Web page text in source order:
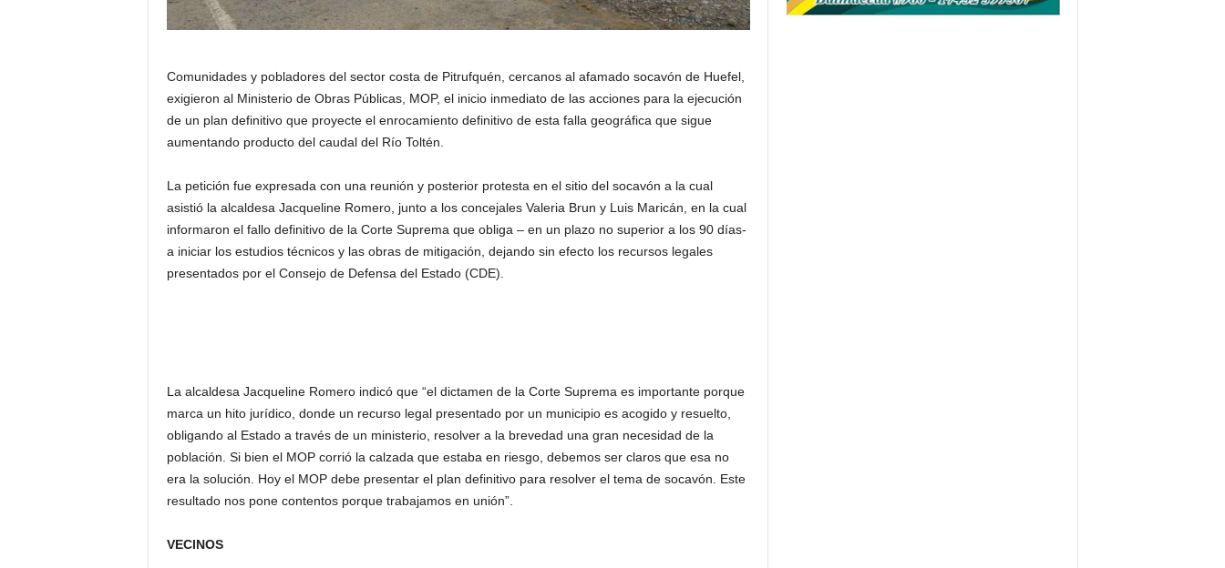
Comunidades y pobladores del sector costa de Pitrufquén, cercanos al afamado socavón de Huefel,
exigieron al Ministerio de Obras Públicas, MOP, el inicio inmediato de las acciones para la ejecución
de un plan definitivo que proyecte el enrocamiento definitivo de esta falla geográfica que sigue
aumentando producto del caudal del Río Toltén.
La petición fue expresada con una reunión y posterior protesta en el sitio del socavón a la cual
asistió la alcaldesa Jacqueline Romero, junto a los concejales Valeria Brun y Luis Maricán, en la cual
informaron el fallo definitivo de la Corte Suprema que obliga – en un plazo no superior a los 90 días-
a iniciar los estudios técnicos y las obras de mitigación, dejando sin efecto los recursos legales
presentados por el Consejo de Defensa del Estado (CDE).
La alcaldesa Jacqueline Romero indicó que “el dictamen de la Corte Suprema es importante porque
marca un hito jurídico, donde un recurso legal presentado por un municipio es acogido y resuelto,
obligando al Estado a través de un ministerio, resolver a la brevedad una gran necesidad de la
población. Si bien el MOP corrió la calzada que estaba en riesgo, debemos ser claros que esa no
era la solución. Hoy el MOP debe presentar el plan definitivo para resolver el tema de socavón. Este
resultado nos pone contentos porque trabajamos en unión”.
VECINOS